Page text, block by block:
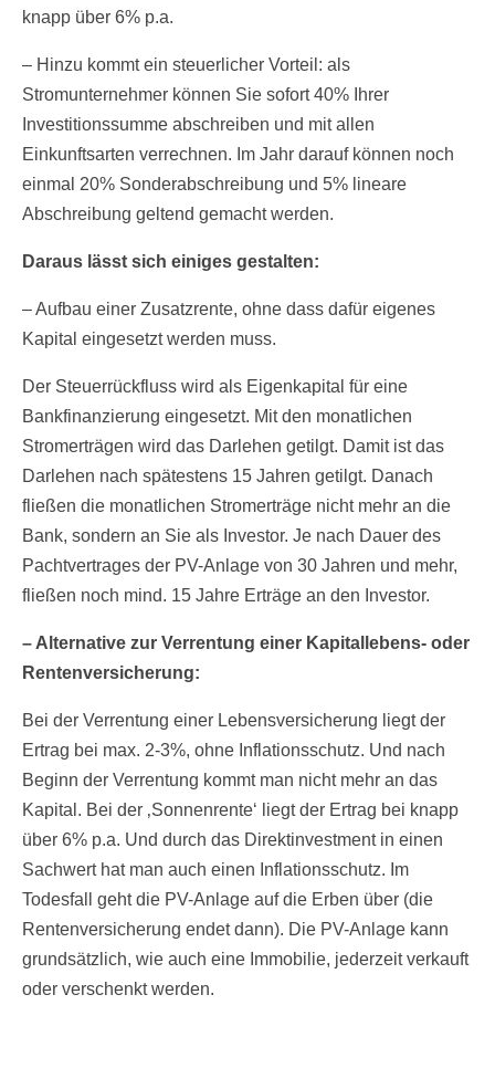
knapp über 6% p.a.
– Hinzu kommt ein steuerlicher Vorteil: als
Stromunternehmer können Sie sofort 40% Ihrer
Investitionssumme abschreiben und mit allen
Einkunftsarten verrechnen. Im Jahr darauf können noch
einmal 20% Sonderabschreibung und 5% lineare
Abschreibung geltend gemacht werden.
Daraus lässt sich einiges gestalten:
– Aufbau einer Zusatzrente, ohne dass dafür eigenes
Kapital eingesetzt werden muss.
Der Steuerrückfluss wird als Eigenkapital für eine
Bankfinanzierung eingesetzt. Mit den monatlichen
Stromerträgen wird das Darlehen getilgt. Damit ist das
Darlehen nach spätestens 15 Jahren getilgt. Danach
fließen die monatlichen Stromerträge nicht mehr an die
Bank, sondern an Sie als Investor. Je nach Dauer des
Pachtvertrages der PV-Anlage von 30 Jahren und mehr,
fließen noch mind. 15 Jahre Erträge an den Investor.
– Alternative zur Verrentung einer Kapitallebens- oder
Rentenversicherung:
Bei der Verrentung einer Lebensversicherung liegt der
Ertrag bei max. 2-3%, ohne Inflationsschutz. Und nach
Beginn der Verrentung kommt man nicht mehr an das
Kapital. Bei der ‚Sonnenrente‘ liegt der Ertrag bei knapp
über 6% p.a. Und durch das Direktinvestment in einen
Sachwert hat man auch einen Inflationsschutz. Im
Todesfall geht die PV-Anlage auf die Erben über (die
Rentenversicherung endet dann). Die PV-Anlage kann
grundsätzlich, wie auch eine Immobilie, jederzeit verkauft
oder verschenkt werden.